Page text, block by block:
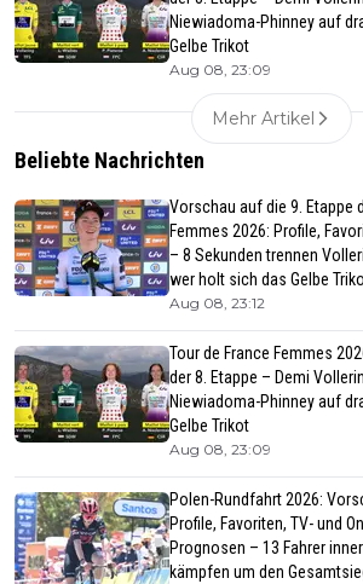
Niewiadoma-Phinney auf
Gelbe Trikot
Aug 08, 23:09
Mehr Artikel
Beliebte Nachrichten
Vorschau auf die 9. Etappe
Femmes 2026: Profile,
– 8 Sekunden trennen
wer holt sich das Gelbe
Aug 08, 23:12
Tour de France Femmes
der 8. Etappe – Demi
Niewiadoma-Phinney auf
Gelbe Trikot
Aug 08, 23:09
Polen-Rundfahrt 2026:
Profile, Favoriten, TV- und
Prognosen – 13 Fahrer
kämpfen um den